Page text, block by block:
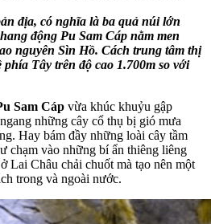
địa, có nghĩa là ba quả núi lớn
động Pu Sam Cáp nằm men
nguyên Sìn Hồ. Cách trung tâm thị
Tây trên độ cao 1.700m so với
Sam Cáp vừa khúc khuỷu gập
những cây cổ thụ bị gió mưa
Hay bám đầy những loài cây tầm
chạm vào những bí ẩn thiêng liêng
Lai Châu chải chuốt mà tạo nên một
trong và ngoài nước.